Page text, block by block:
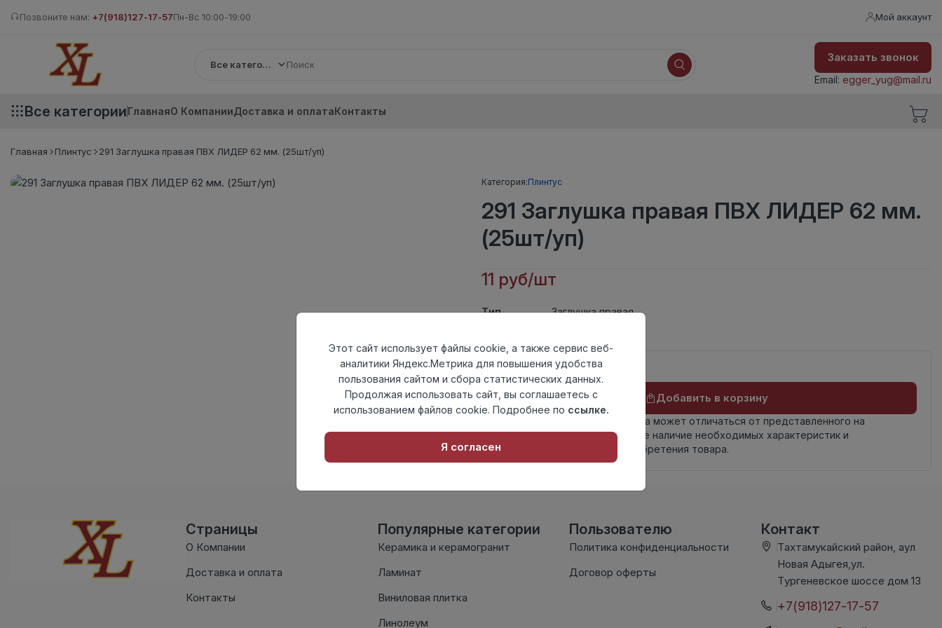
Позвоните нам: +7(918)127-17-57Пн-Вс 10:00-19:00 Мой аккаунт
Все категории
Заказать звонок
Email: egger_yug@mail.ru
Все категорииГлавнаяО КомпанииДоставка и оплатаКонтакты
Главная Плинтус 291 Заглушка правая ПВХ ЛИДЕР 62 мм. (25шт/уп)
Категория:Плинтус
291 Заглушка правая ПВХ ЛИДЕР 62 мм.
(25шт/уп)
11 руб/шт
Тип
Заглушка правая
Материал
28 шт
Добавить в корзину
Внимание! Внешний вид товара может отличаться от представленного на
настоящем сайте. Проверяйте наличие необходимых характеристик и
комплектации в момент приобретения товара.
Страницы
О Компании
Доставка и оплата
Контакты
Популярные категории
Керамика и керамогранит
Ламинат
Виниловая плитка
Линолеум
Пользователю
Политика конфиденциальности
Договор оферты
Контакт
Тахтамукайский район, аул
Новая Адыгея,ул.
Тургеневское шоссе дом 13
+7(918)127-17-57
Этот сайт использует файлы cookie, а также сервис веб-
аналитики Яндекс.Метрика для повышения удобства
пользования сайтом и сбора статистических данных.
Продолжая использовать сайт, вы соглашаетесь с
использованием файлов cookie. Подробнее по ссылке.
Я согласен